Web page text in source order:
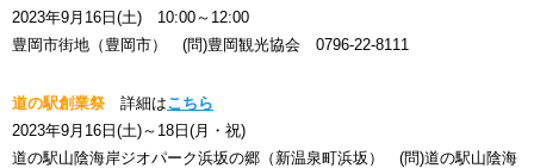
2023年9月16日(土) 10:00～12:00
豊岡市街地（豊岡市） (問)豊岡観光協会 0796-22-8111
道の駅創業祭 詳細はこちら
2023年9月16日(土)～18日(月・祝)
道の駅山陰海岸ジオパーク浜坂の郷（新温泉町浜坂） (問)道の駅山陰海